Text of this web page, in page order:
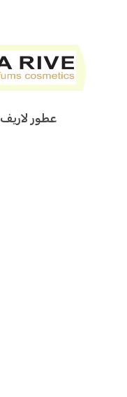
عطور لاريف